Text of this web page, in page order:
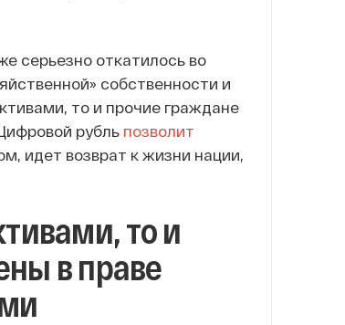
серьезно откатилось во
собственности и
то и прочие граждане
рубль позволит
идет возврат к жизни нации,
то и
в праве